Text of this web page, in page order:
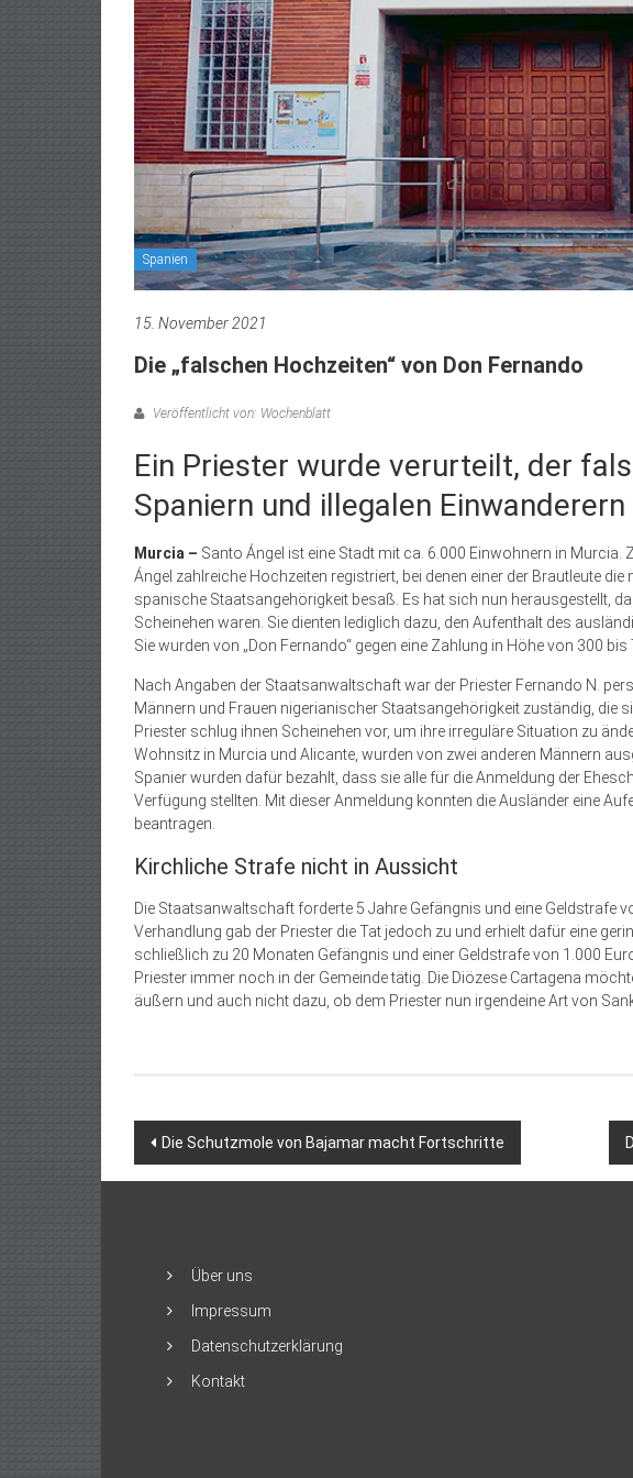
Spanien
15. November 2021
Die „falschen Hochzeiten“ von Don Fernando
Veröffentlicht von: Wochenblatt
Ein Priester wurde verurteilt, der
Spaniern und illegalen
Murcia – Santo Ángel ist eine Stadt mit ca. 6.000 Einwohnern in
Ángel zahlreiche Hochzeiten registriert, bei denen einer der Brautleute
spanische Staatsangehörigkeit besaß. Es hat sich nun herausgestellt,
Scheinehen waren. Sie dienten lediglich dazu, den Aufenthalt des
Sie wurden von „Don Fernando“ gegen eine Zahlung in Höhe von 300
Nach Angaben der Staatsanwaltschaft war der Priester Fernando N.
Männern und Frauen nigerianischer Staatsangehörigkeit zuständig, die
Priester schlug ihnen Scheinehen vor, um ihre irreguläre Situation zu
Wohnsitz in Murcia und Alicante, wurden von zwei anderen Männern
Spanier wurden dafür bezahlt, dass sie alle für die Anmeldung der
Verfügung stellten. Mit dieser Anmeldung konnten die Ausländer eine
beantragen.
Kirchliche Strafe nicht in Aussicht
Die Staatsanwaltschaft forderte 5 Jahre Gefängnis und eine Geldstrafe
Verhandlung gab der Priester die Tat jedoch zu und erhielt dafür eine
schließlich zu 20 Monaten Gefängnis und einer Geldstrafe von 1.000
Priester immer noch in der Gemeinde tätig. Die Diözese Cartagena
äußern und auch nicht dazu, ob dem Priester nun irgendeine Art von
Beitragsnavigation
Die Schutzmole von Bajamar macht Fortschritte
Über uns
Impressum
Datenschutzerklärung
Kontakt